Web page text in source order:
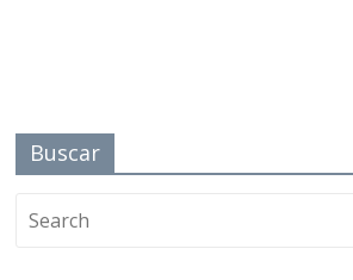
Buscar